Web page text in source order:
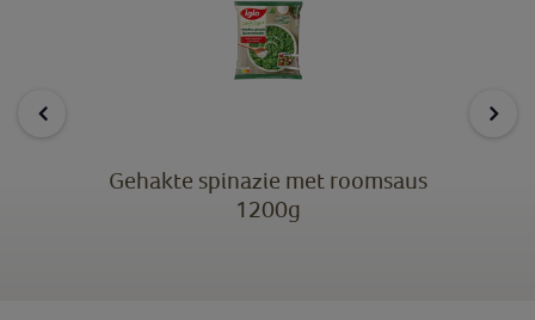
Gehakte spinazie met roomsaus
1200g